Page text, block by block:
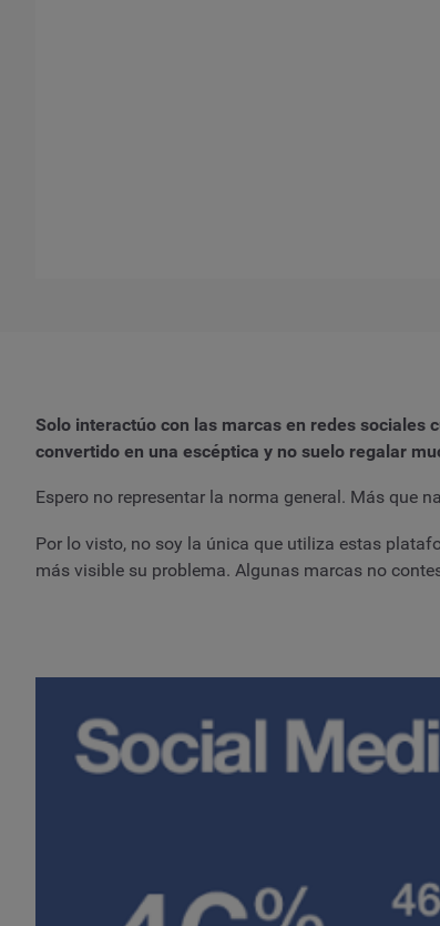
Solo interactúo con las marcas en redes sociales
convertido en una escéptica y no suelo regalar
Espero no representar la norma general. Más que
Por lo visto, no soy la única que utiliza estas
más visible su problema. Algunas marcas no